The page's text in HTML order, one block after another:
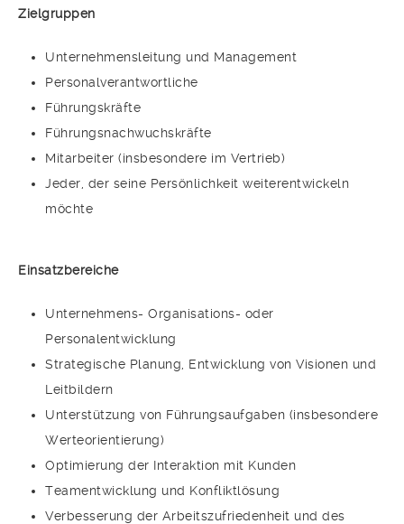
Zielgruppen
Unternehmensleitung und Management
Personalverantwortliche
Führungskräfte
Führungsnachwuchskräfte
Mitarbeiter (insbesondere im Vertrieb)
Jeder, der seine Persönlichkeit weiterentwickeln
möchte
Einsatzbereiche
Unternehmens- Organisations- oder
Personalentwicklung
Strategische Planung, Entwicklung von Visionen und
Leitbildern
Unterstützung von Führungsaufgaben (insbesondere
Werteorientierung)
Optimierung der Interaktion mit Kunden
Teamentwicklung und Konfliktlösung
Verbesserung der Arbeitszufriedenheit und des